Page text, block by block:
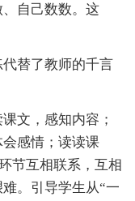
自己数数。这
替了教师的千言
文，感知内容；
感情；读读课
节互相联系，互相
。引导学生从“一